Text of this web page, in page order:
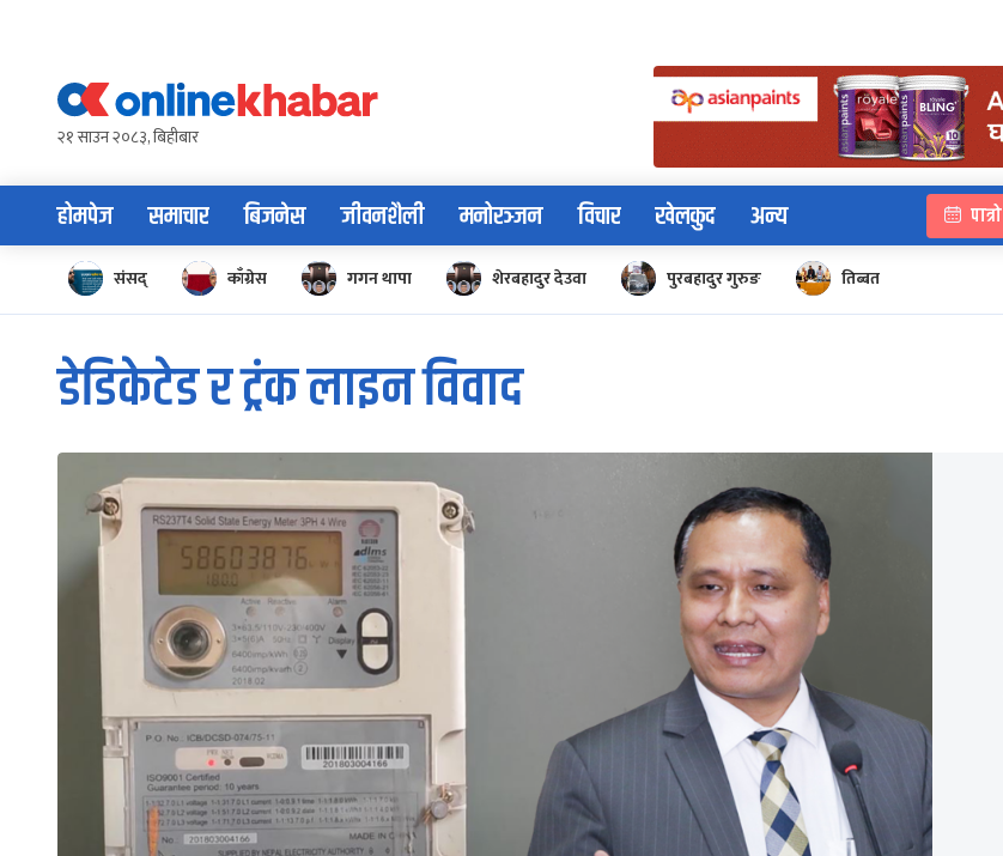
content२१ साउन २०८३, बिहीबार
होमपेज समाचार बिजनेस जीवनशैली मनोरञ्जन विचार खेलकुद अन्य पात्रो
संसद् काँग्रेस गगन थापा शेरबहादुर देउवा पुरबहादुर गुरुङ तिब्बत
डेडिकेटेड र ट्रंक लाइन विवाद